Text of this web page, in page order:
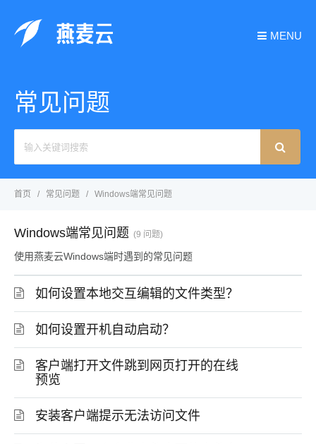
MENU
常见问题
For
首页 常见问题 Windows端常见问题
Windows端常见问题 9 问题
使用燕麦云Windows端时遇到的常见问题
如何设置本地交互编辑的文件类型？
如何设置开机自动启动？
客户端打开文件跳到网页打开的在线
预览
安装客户端提示无法访问文件